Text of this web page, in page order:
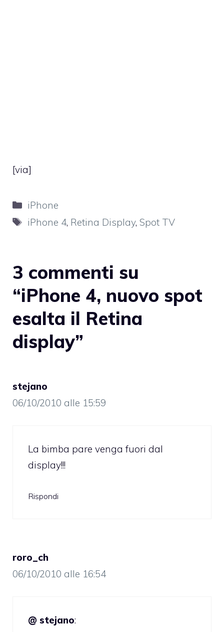
[via]
Categorie
iPhone
Tag
iPhone 4, Retina Display,Spot TV
3 commenti su
“iPhone 4, nuovo spot
esalta il Retina
display”
stejano
06/10/2010 alle 15:59
La bimba pare venga fuori dal
display!!!
Rispondi
roro_ch
06/10/2010 alle 16:54
@ stejano: